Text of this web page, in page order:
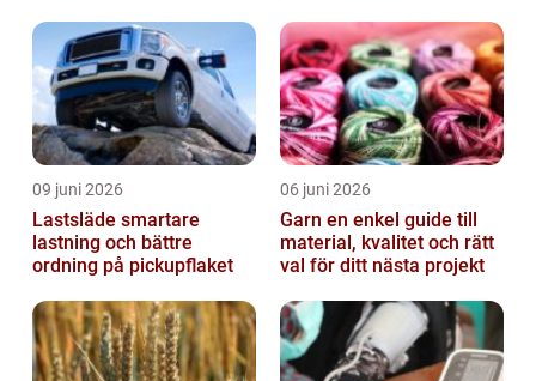
09 juni 2026
Lastsläde smartare
lastning och bättre
ordning på pickupflaket
06 juni 2026
Garn en enkel guide till
material, kvalitet och rätt
val för ditt nästa projekt